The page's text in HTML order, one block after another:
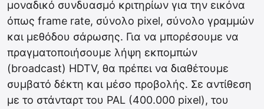
μοναδικό συνδυασμό κριτηρίων για την εικόνα
όπως frame rate, σύνολο pixel, σύνολο γραμμών
και μεθόδου σάρωσης. Για να μπορέσουμε να
πραγματοποιήσουμε λήψη εκπομπών
(broadcast) HDTV, θα πρέπει να διαθέτουμε
συμβατό δέκτη και μέσο προβολής. Σε αντίθεση
με το στάνταρτ του PAL (400.000 pixel), του